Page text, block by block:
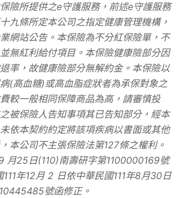
險所提供之e守護服務，前述e守護服務
九條所定本公司之指定健康管理機構，
網站公告。本保險為不分紅保險單，不
無紅利給付項目。本保險健康險部分因
率，故健康險部分無解約金。本保險以
(高血糖)或高血脂症狀者為承保對象之
較一般相同保障商品為高，請審慎投
被保險人告知事項其已告知部分，經本
依本契約約定將該項疾病以書面或其他
本公司不主張保險法第127條之權利。
月25日(110)南壽研字第1100000169號
111年12月 2 日依中華民國111年8月30日
號函修正。